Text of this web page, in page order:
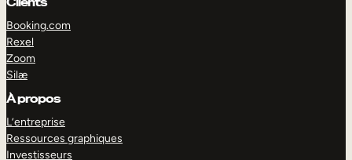
Booking.com
Rexel
Zoom
Silæ
À propos
L’entreprise
Ressources graphiques
Investisseurs